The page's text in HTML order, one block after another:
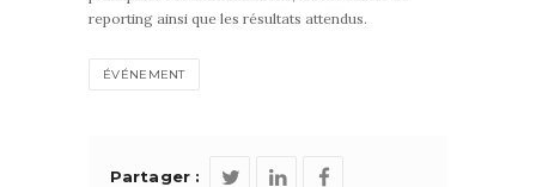
reporting ainsi que les résultats attendus.
ÉVÉNEMENT
Partager :